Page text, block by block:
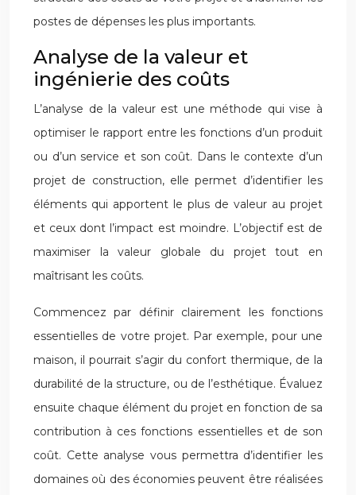
postes de dépenses les plus importants.
Analyse de la valeur et
ingénierie des coûts
L’analyse de la valeur est une méthode qui vise à
optimiser le rapport entre les fonctions d’un produit
ou d’un service et son coût. Dans le contexte d’un
projet de construction, elle permet d’identifier les
éléments qui apportent le plus de valeur au projet
et ceux dont l’impact est moindre. L’objectif est de
maximiser la valeur globale du projet tout en
maîtrisant les coûts.
Commencez par définir clairement les fonctions
essentielles de votre projet. Par exemple, pour une
maison, il pourrait s’agir du confort thermique, de la
durabilité de la structure, ou de l’esthétique. Évaluez
ensuite chaque élément du projet en fonction de sa
contribution à ces fonctions essentielles et de son
coût. Cette analyse vous permettra d’identifier les
domaines où des économies peuvent être réalisées